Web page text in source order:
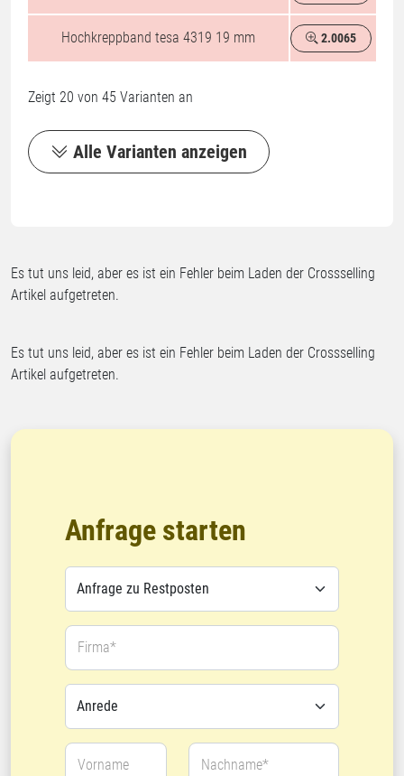
Hochkreppband tesa 4319 19 mm 2.0065
Zeigt 20 von 45 Varianten an
Alle Varianten anzeigen
Es tut uns leid, aber es ist ein Fehler beim Laden der Crossselling
Artikel aufgetreten.
Es tut uns leid, aber es ist ein Fehler beim Laden der Crossselling
Artikel aufgetreten.
Anfrage starten
Firma*
Vorname Nachname*